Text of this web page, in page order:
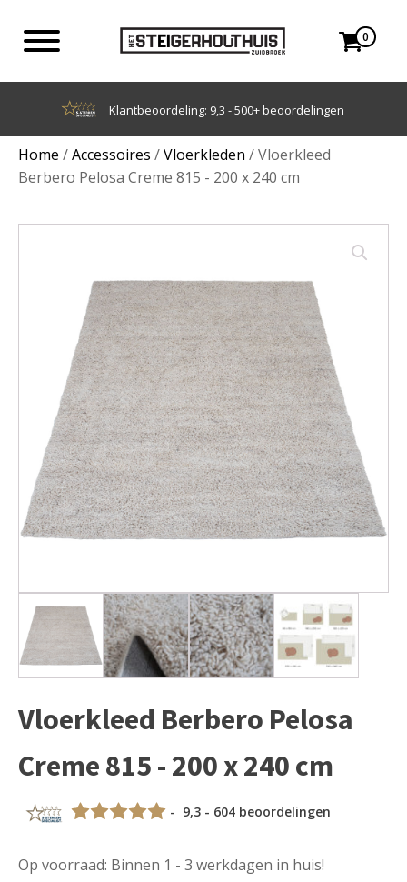
0
Achteraf betalen met Klarna
Home /Accessoires /Vloerkleden / Vloerkleed
Berbero Pelosa Creme 815 - 200 x 240 cm
Vloerkleed Berbero Pelosa
Creme 815 - 200 x 240 cm
- 9,3 - 604 beoordelingen
Op voorraad: Binnen 1 - 3 werkdagen in huis!